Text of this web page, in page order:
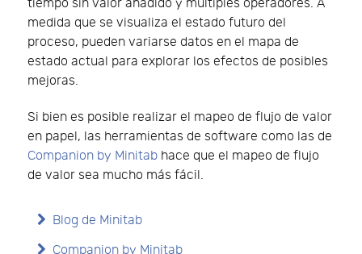
tiempo sin valor añadido y múltiples operadores. A
medida que se visualiza el estado futuro del
proceso, pueden variarse datos en el mapa de
estado actual para explorar los efectos de posibles
mejoras.
Si bien es posible realizar el mapeo de flujo de valor
en papel, las herramientas de software como las de
Companion by Minitab hace que el mapeo de flujo
de valor sea mucho más fácil.
Blog de Minitab
Companion by Minitab